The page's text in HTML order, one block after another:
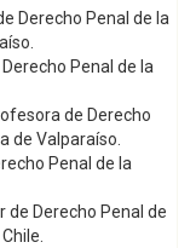
Derecho Penal de la
Penal de la
de Derecho
de Valparaíso.
Penal de la
de Derecho Penal de